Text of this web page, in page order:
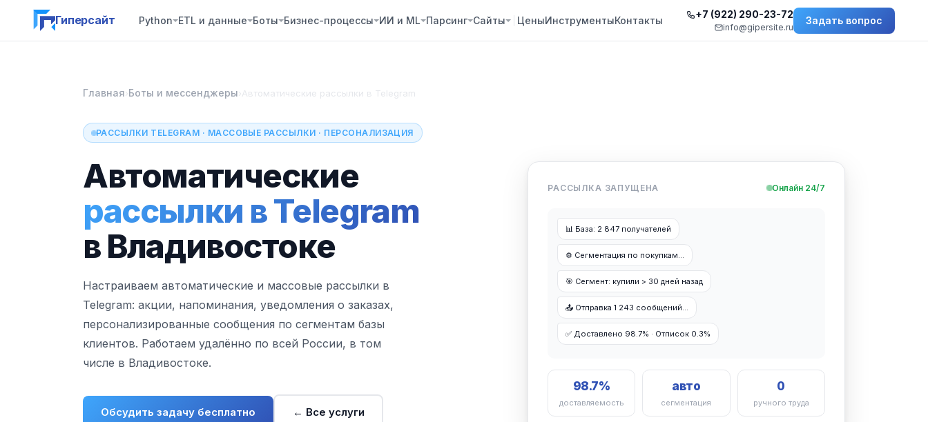
Гиперсайт Python ETL и данные Боты Бизнес-процессы ИИ и ML Парсинг Сайты ЦеныИнструментыКонтакты +7 (922) 290-23-72
info@gipersite.ru
Задать вопрос
Главная›Боты и мессенджеры›Автоматические рассылки в Telegram
РАССЫЛКИ TELEGRAM · МАССОВЫЕ РАССЫЛКИ · ПЕРСОНАЛИЗАЦИЯ
Автоматические
рассылки в Telegram
в Владивостоке
Настраиваем автоматические и массовые рассылки в
Telegram: акции, напоминания, уведомления о заказах,
персонализированные сообщения по сегментам базы
клиентов. Работаем удалённо по всей России, в том
числе в Владивостоке.
Обсудить задачу бесплатно ← Все услуги
РАССЫЛКА ЗАПУЩЕНА Онлайн 24/7
📊 База: 2 847 получателей
⚙️ Сегментация по покупкам...
🎯 Сегмент: купили > 30 дней назад
📤 Отправка 1 243 сообщений...
✅ Доставлено 98.7% · Отписок 0.3%
98.7%
доставляемость
авто
сегментация
0
ручного труда